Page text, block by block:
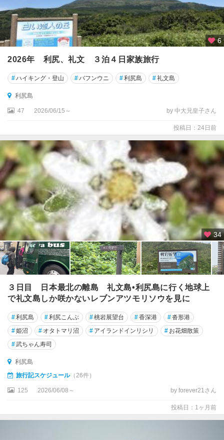
網
走
・
知
・
別
6
2026年 利尻、礼文 ３泊４日家族旅行
#ハイキング・登山 #バフンウニ #利尻島 #礼文島
利尻島
47 2026/06/15～ by 中大兄皇子さん
投稿日：24日前
34
３日目 日本最北の離島 礼文島•利尻島に行く地球上
で礼文島しか咲かないレブンアツモリソウを見に
#利尻島 #利尻こんぶ #桃岩展望台 #香深港 #沓形港
#姫沼 # オタトマリ沼 # アイランドインリシリ # お花畑散策
#武ちゃん寿司
利尻島
旅行記スケジュール（26件）
125 2026/06/08～ by forever21さん
投稿日：1ヶ月前